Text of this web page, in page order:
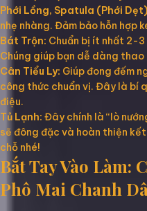
Phới Lồng, Spatula (Phới
nhẹ nhàng. Đảm bảo hỗn hợp
Bát Trộn: Chuẩn bị ít nhất 2-
Chúng giúp bạn dễ dàng
Cân Tiểu Ly: Giúp đong đếm
công thức chuẩn vị. Đây là bí
điệu.
Tủ Lạnh: Đây chính là “lò
sẽ đông đặc và hoàn thiện
chỗ nhé!
Bắt Tay Vào Làm:
Phô Mai Chanh